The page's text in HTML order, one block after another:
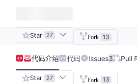
Star 27 Fork 13
代码介绍 代码 Issues3 Pull
Star 27 Fork 13